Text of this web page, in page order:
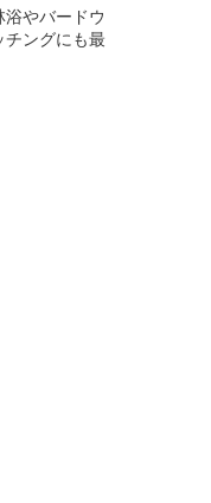
浴やバードウ
チングにも最